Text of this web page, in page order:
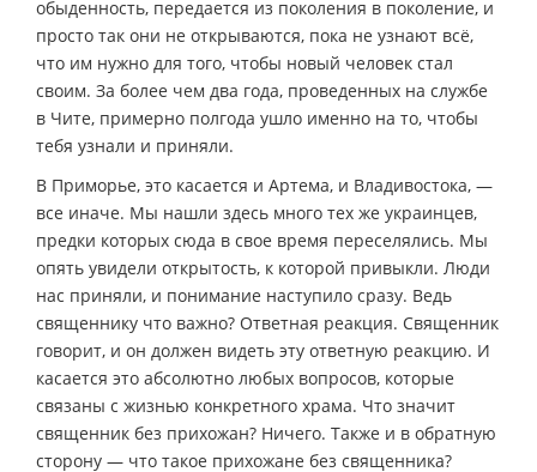
обыденность, передается из поколения в поколение, и
просто так они не открываются, пока не узнают всё,
что им нужно для того, чтобы новый человек стал
своим. За более чем два года, проведенных на службе
в Чите, примерно полгода ушло именно на то, чтобы
тебя узнали и приняли.
В Приморье, это касается и Артема, и Владивостока, —
все иначе. Мы нашли здесь много тех же украинцев,
предки которых сюда в свое время переселялись. Мы
опять увидели открытость, к которой привыкли. Люди
нас приняли, и понимание наступило сразу. Ведь
священнику что важно? Ответная реакция. Священник
говорит, и он должен видеть эту ответную реакцию. И
касается это абсолютно любых вопросов, которые
связаны с жизнью конкретного храма. Что значит
священник без прихожан? Ничего. Также и в обратную
сторону — что такое прихожане без священника?